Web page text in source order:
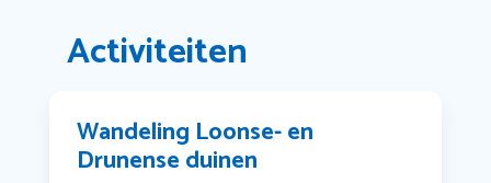
Activiteiten
Wandeling Loonse- en
Drunense duinen